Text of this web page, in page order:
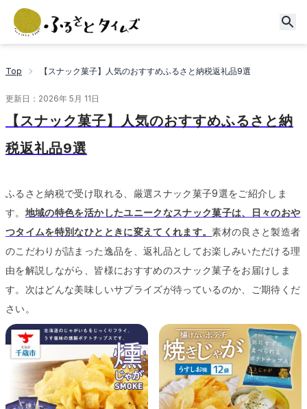
Top 【スナック菓子】人気のおすすめふるさと納税返礼品9選
更新日： 2026年 5月 11日
【スナック菓子】人気のおすすめふるさと納
税返礼品9選
ふるさと納税で受け取れる、厳選スナック菓子9選をご紹介しま
す。 地域の特色を活かしたユニークなスナック菓子は、日々のおや
つタイムを特別なひとときに変えてくれます。素材の良さと製造者
のこだわりが詰まった逸品を、返礼品としてお楽しみいただける理
由を解説しながら、皆様におすすめのスナック菓子をお届けしま
す。 次はどんな美味しいサプライズが待っているのか、ご期待くだ
さい。